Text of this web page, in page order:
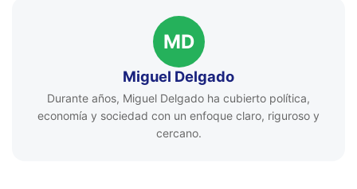
MD
Miguel Delgado
Durante años, Miguel Delgado ha cubierto política,
economía y sociedad con un enfoque claro, riguroso y
cercano.